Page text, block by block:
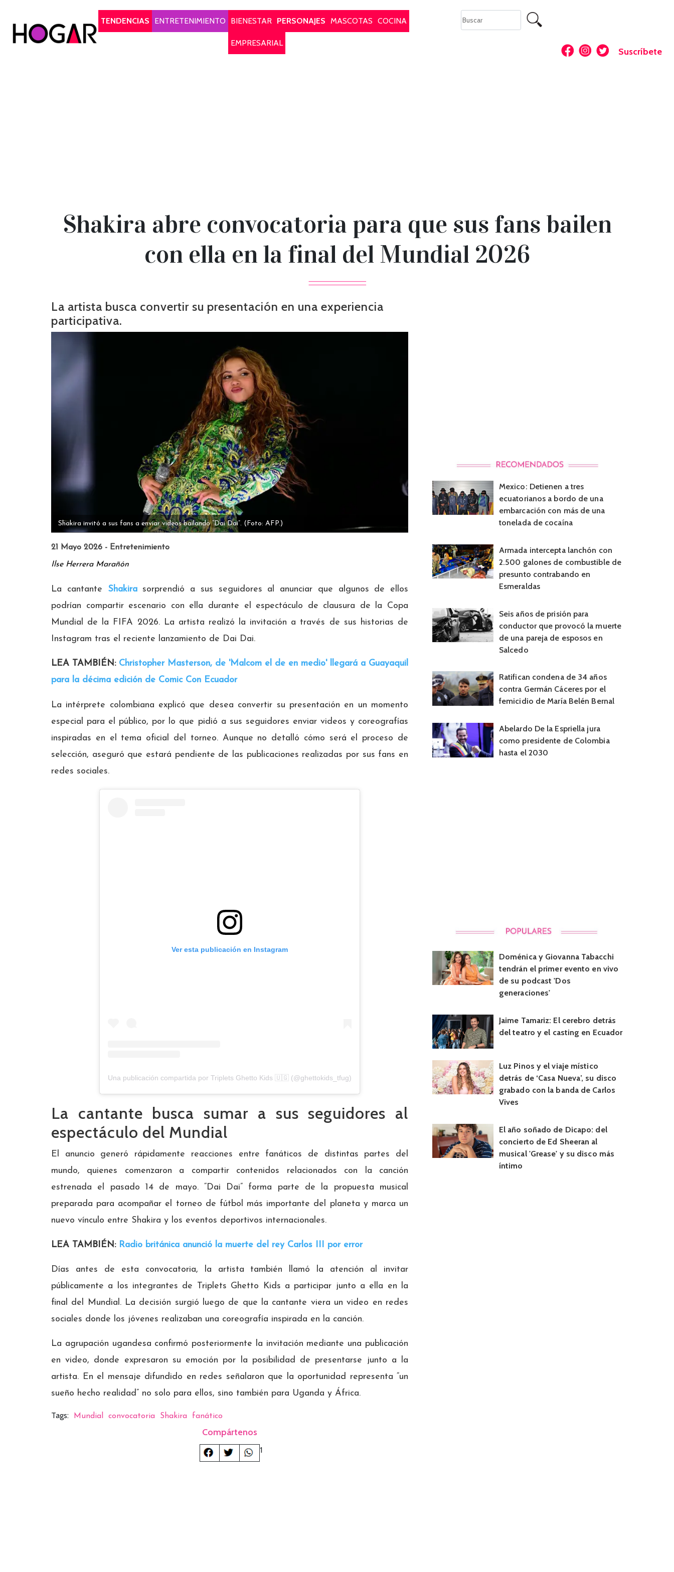
TENDENCIAS
ENTRETENIMIENTO BIENESTAR PERSONAJES MASCOTAS COCINA
EMPRESARIAL
Suscríbete
Shakira abre convocatoria para que sus fans bailen
con ella en la final del Mundial 2026
La artista busca convertir su presentación en una experiencia
participativa.
Shakira invitó a sus fans a enviar videos bailando “Dai Dai”. (Foto: AFP.)
21 Mayo 2026 - Entretenimiento
Ilse Herrera Marañón
La cantante Shakirasorprendió a sus seguidores al anunciar que algunos de ellos
podrían compartir escenario con ella durante el espectáculo de clausura de la Copa
Mundial de la FIFA 2026. La artista realizó la invitación a través de sus historias de
Instagram tras el reciente lanzamiento de Dai Dai.
LEA TAMBIÉN: Christopher Masterson, de 'Malcom el de en medio' llegará a Guayaquil
para la décima edición de Comic Con Ecuador
La intérprete colombiana explicó que desea convertir su presentación en un momento
especial para el público, por lo que pidió a sus seguidores enviar videos y coreografías
inspiradas en el tema oficial del torneo. Aunque no detalló cómo será el proceso de
selección, aseguró que estará pendiente de las publicaciones realizadas por sus fans en
redes sociales.
Ver esta publicación en Instagram
Una publicación compartida por Triplets Ghetto Kids 🇺🇬 (@ghettokids_tfug)
La cantante busca sumar a sus seguidores al
espectáculo del Mundial
El anuncio generó rápidamente reacciones entre fanáticos de distintas partes del
mundo, quienes comenzaron a compartir contenidos relacionados con la canción
estrenada el pasado 14 de mayo. “Dai Dai” forma parte de la propuesta musical
preparada para acompañar el torneo de fútbol más importante del planeta y marca un
nuevo vínculo entre Shakira y los eventos deportivos internacionales.
LEA TAMBIÉN: Radio británica anunció la muerte del rey Carlos III por error
Días antes de esta convocatoria, la artista también llamó la atención al invitar
públicamente a los integrantes de Triplets Ghetto Kids a participar junto a ella en la
final del Mundial. La decisión surgió luego de que la cantante viera un video en redes
sociales donde los jóvenes realizaban una coreografía inspirada en la canción.
La agrupación ugandesa confirmó posteriormente la invitación mediante una publicación
en video, donde expresaron su emoción por la posibilidad de presentarse junto a la
artista. En el mensaje difundido en redes señalaron que la oportunidad representa “un
sueño hecho realidad” no solo para ellos, sino también para Uganda y África.
Tags: Mundial convocatoria Shakira fanático
Compártenos
1
Mexico: Detienen a tres
ecuatorianos a bordo de una
embarcación con más de una
tonelada de cocaína
Armada intercepta lanchón con
2.500 galones de combustible de
presunto contrabando en
Esmeraldas
Seis años de prisión para
conductor que provocó la muerte
de una pareja de esposos en
Salcedo
Ratifican condena de 34 años
contra Germán Cáceres por el
femicidio de María Belén Bernal
Abelardo De la Espriella jura
como presidente de Colombia
hasta el 2030
Doménica y Giovanna Tabacchi
tendrán el primer evento en vivo
de su podcast 'Dos
generaciones'
Jaime Tamariz: El cerebro detrás
del teatro y el casting en Ecuador
Luz Pinos y el viaje místico
detrás de ‘Casa Nueva’, su disco
grabado con la banda de Carlos
Vives
El año soñado de Dicapo: del
concierto de Ed Sheeran al
musical 'Grease' y su disco más
íntimo